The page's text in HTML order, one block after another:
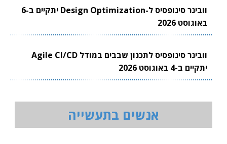
וובינר סינופסיס ל-Design Optimization יתקיים ב-6
באוגוסט 2026
וובינר סינופסיס לתכנון שבבים במודל Agile CI/CD
יתקיים ב-4 באוגוסט 2026
אנשים בתעשייה